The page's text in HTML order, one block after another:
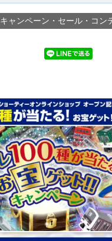
キャンペーン・セール・コン